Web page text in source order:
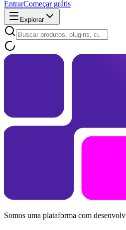
EntrarComeçar grátis
Explorar
Somos uma plataforma com